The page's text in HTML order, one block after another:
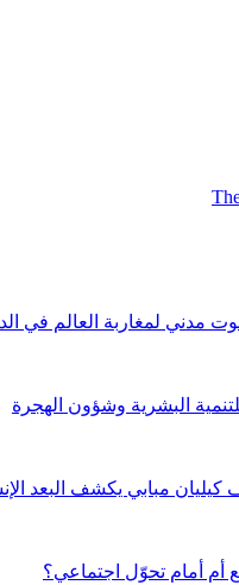
صوت مدني لمغاربة العالم في
البشرية وشؤون الهجرة
مبابي يكشف البعد
أم أمام تحوّل اجتماعي؟